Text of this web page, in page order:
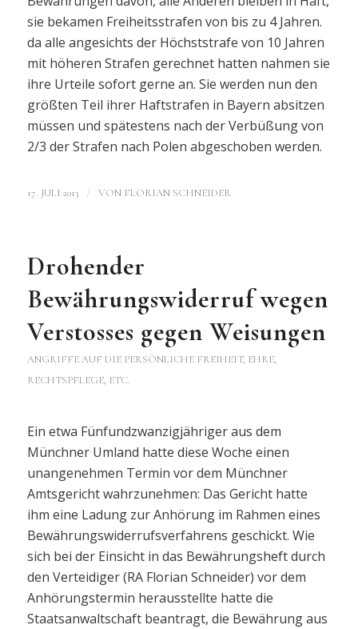
sie bekamen Freiheitsstrafen von bis zu 4 Jahren.
da alle angesichts der Höchststrafe von 10 Jahren
mit höheren Strafen gerechnet hatten nahmen sie
ihre Urteile sofort gerne an. Sie werden nun den
größten Teil ihrer Haftstrafen in Bayern absitzen
müssen und spätestens nach der Verbüßung von
2/3 der Strafen nach Polen abgeschoben werden.
17. JULI 2013 / VON FLORIAN SCHNEIDER
Drohender
Bewährungswiderruf wegen
Verstosses gegen Weisungen
ANGRIFFE AUF DIE PERSÖNLICHE FREIHEIT, EHRE,
RECHTSPFLEGE, ETC.
Ein etwa Fünfundzwanzigjähriger aus dem
Münchner Umland hatte diese Woche einen
unangenehmen Termin vor dem Münchner
Amtsgericht wahrzunehmen: Das Gericht hatte
ihm eine Ladung zur Anhörung im Rahmen eines
Bewährungswiderrufsverfahrens geschickt. Wie
sich bei der Einsicht in das Bewährungsheft durch
den Verteidiger (RA Florian Schneider) vor dem
Anhörungstermin herausstellte hatte die
Staatsanwaltschaft beantragt, die Bewährung aus